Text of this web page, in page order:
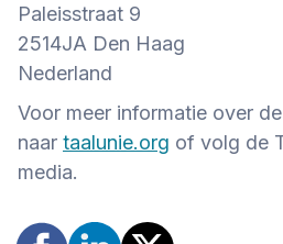
Paleisstraat 9
2514JA Den Haag
Nederland
Voor meer informatie over
naar taalunie.org of volg de
media.